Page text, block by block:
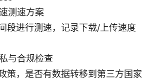
测速方案
段进行测速，记录下载/上传速度
与合规检查
策，是否有数据转移到第三方国家